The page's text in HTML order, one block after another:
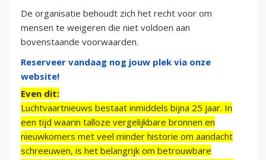
De organisatie behoudt zich het recht voor om
mensen te weigeren die niet voldoen aan
bovenstaande voorwaarden.
Reserveer vandaag nog jouw plek via onze
website!
Even dit:
Luchtvaartnieuws bestaat inmiddels bijna 25 jaar. In
een tijd waarin talloze vergelijkbare bronnen en
nieuwkomers met veel minder historie om aandacht
schreeuwen, is het belangrijk om betrouwbare